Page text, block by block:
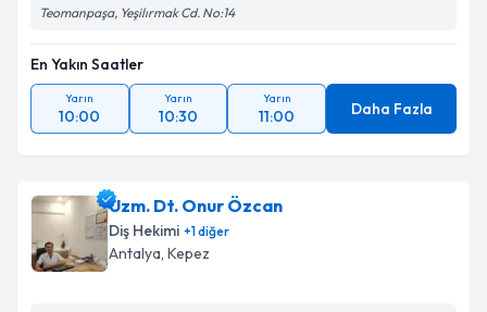
Teomanpaşa, Yeşilırmak Cd. No:14
En Yakın Saatler
Yarın
10:00
Yarın
10:30
Yarın
11:00 Daha Fazla
Uzm. Dt. Onur Özcan
Diş Hekimi +1diğer
Antalya, Kepez